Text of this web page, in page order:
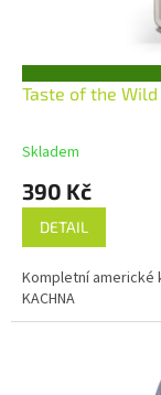
Taste of the
Skladem
390 Kč
DETAIL
Kompletní americké
KACHNA